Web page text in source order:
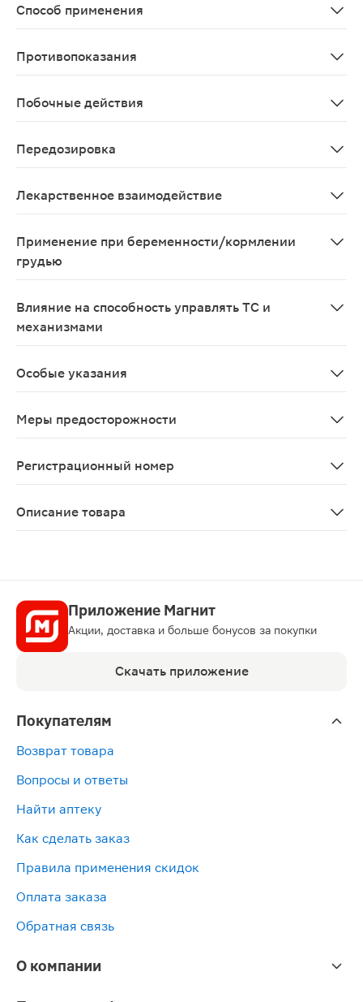
Способ применения
Противопоказания
Побочные действия
Передозировка
Лекарственное взаимодействие
Применение при беременности/кормлении
грудью
Влияние на способность управлять ТС и
механизмами
Особые указания
Меры предосторожности
Регистрационный номер
Описание товара
Приложение Магнит
Акции, доставка и больше бонусов за покупки
Скачать приложение
Покупателям
Возврат товара
Вопросы и ответы
Найти аптеку
Как сделать заказ
Правила применения скидок
Оплата заказа
Обратная связь
О компании